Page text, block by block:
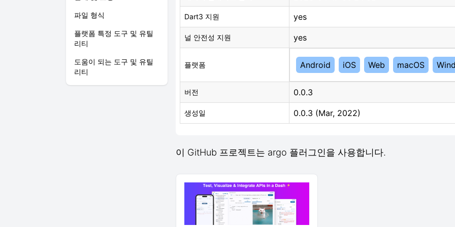
파일 형식
플랫폼 특정 도구 및 유틸
리티
도움이 되는 도구 및 유틸
리티
Dart3 지원 yes
널 안전성 지원 yes
플랫폼 Android iOS Web macOS
버전 0.0.3
생성일 0.0.3 (Mar, 2022)
이 GitHub 프로젝트는 argo 플러그인을 사용합니다.